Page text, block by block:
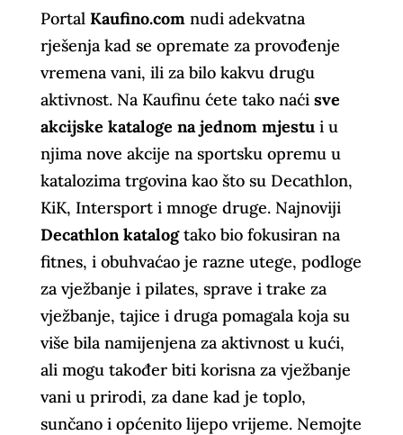
Portal Kaufino.comnudi adekvatna
rješenja kad se opremate za provođenje
vremena vani, ili za bilo kakvu drugu
aktivnost. Na Kaufinu ćete tako naći sve
akcijske kataloge na jednom mjestui u
njima nove akcije na sportsku opremu u
katalozima trgovina kao što su Decathlon,
KiK, Intersport i mnoge druge. Najnoviji
Decathlon katalogtako bio fokusiran na
fitnes, i obuhvaćao je razne utege, podloge
za vježbanje i pilates, sprave i trake za
vježbanje, tajice i druga pomagala koja su
više bila namijenjena za aktivnost u kući,
ali mogu također biti korisna za vježbanje
vani u prirodi, za dane kad je toplo,
sunčano i općenito lijepo vrijeme. Nemojte